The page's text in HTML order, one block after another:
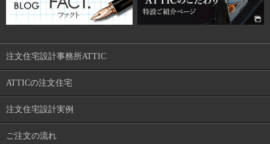
注文住宅設計事務所ATTIC
ATTICの注文住宅
注文住宅設計実例
ご注文の流れ